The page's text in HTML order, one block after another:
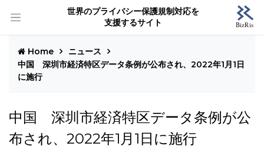
世界のプライバシー保護規制対応を
支援するサイト
Home
ニュース
中国 深圳市経済特区データ条例が公布され、2022年1月1日
に施行
中国 深圳市経済特区データ条例が公
布され、2022年1月1日に施行